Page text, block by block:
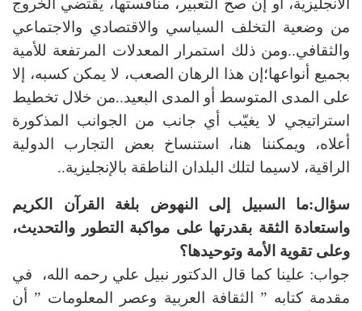
الانجليزية، أو إن صح التعبير، منافستها، يقتضي الخروج
من وضعية التخلف السياسي والاقتصادي والاجتماعي
والثقافي..ومن ذلك استمرار المعدلات المرتفعة للأمية
بجميع أنواعها؛إن هذا الرهان الصعب، لا يمكن كسبه، إلا
على المدى المتوسط أو المدى البعيد..من خلال تخطيط
استراتيجي لا يغيّب أي جانب من الجوانب المذكورة
أعلاه، ويمكننا هنا، استنساخ بعض التجارب الدولية
الراقية، لاسيما لتلك البلدان الناطقة بالإنجليزية..
سؤال:ما السبيل إلى النهوض بلغة القرآن الكريم
واستعادة الثقة بقدرتها على مواكبة التطور والتحديث،
وعلى تقوية الأمة وتوحيدها؟
جواب: علينا كما قال الدكتور نبيل علي رحمه الله، في
مقدمة كتابه ” الثقافة العربية وعصر المعلومات ” أن